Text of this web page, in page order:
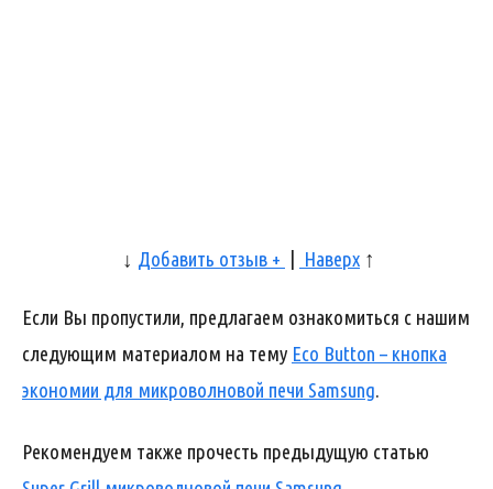
↓ Добавить отзыв + Наверх ↑
Если Вы пропустили, предлагаем ознакомиться с нашим
следующим материалом на тему Eco Button – кнопка
экономии для микроволновой печи Samsung.
Рекомендуем также прочесть предыдущую статью